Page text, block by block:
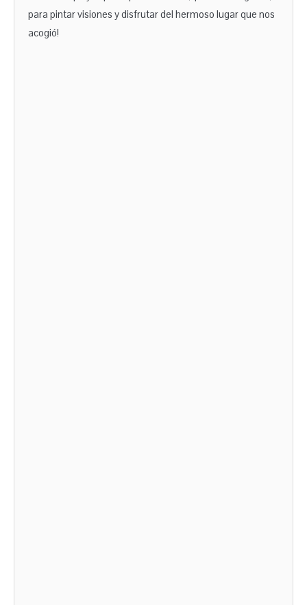
para pintar visiones y disfrutar del hermoso lugar que nos
acogió!